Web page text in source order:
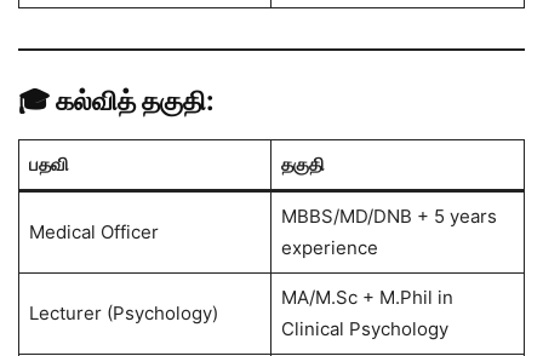
🎓 கல்வித் தகுதி:
பதவி தகுதி
Medical Officer
MBBS/MD/DNB + 5 years
experience
Lecturer (Psychology)
MA/M.Sc + M.Phil in
Clinical Psychology